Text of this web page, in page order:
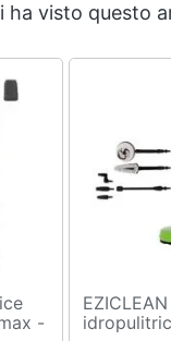
ha visto questo
-
EZICLEAN - Hydroforce